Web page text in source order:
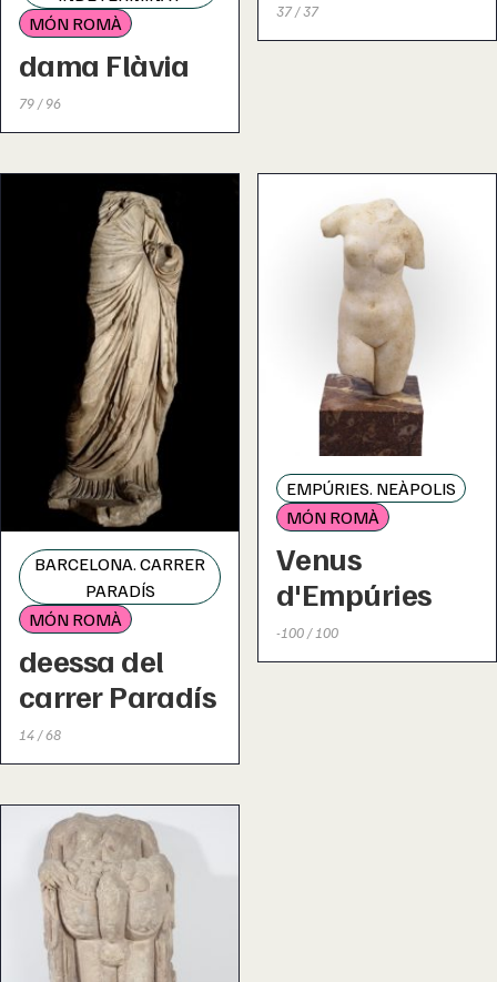
MÓN ROMÀ
dama Flàvia
79 / 96
37 / 37
BARCELONA. CARRER
PARADÍS
MÓN ROMÀ
deessa del
carrer Paradís
14 / 68
EMPÚRIES. NEÀPOLIS
MÓN ROMÀ
Venus
d'Empúries
-100 / 100